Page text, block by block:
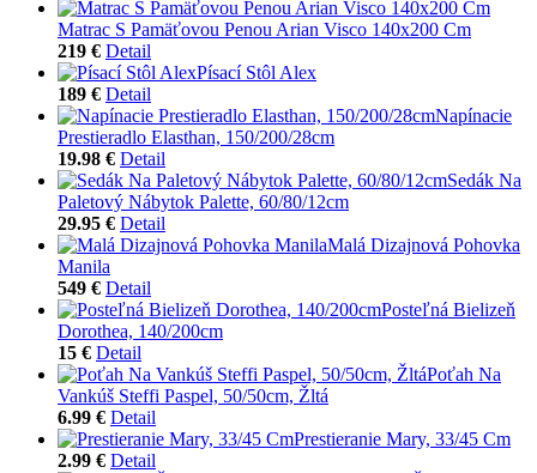
Matrac S Pamäťovou Penou Arian Visco 140x200 Cm
219 € Detail
Písací Stôl Alex
189 € Detail
Napínacie
Prestieradlo Elasthan, 150/200/28cm
19.98 € Detail
Sedák Na
Paletový Nábytok Palette, 60/80/12cm
29.95 € Detail
Malá Dizajnová Pohovka
Manila
549 € Detail
Posteľná Bielizeň
Dorothea, 140/200cm
15 € Detail
Poťah Na
Vankúš Steffi Paspel, 50/50cm, Žltá
6.99 € Detail
Prestieranie Mary, 33/45 Cm
2.99 € Detail